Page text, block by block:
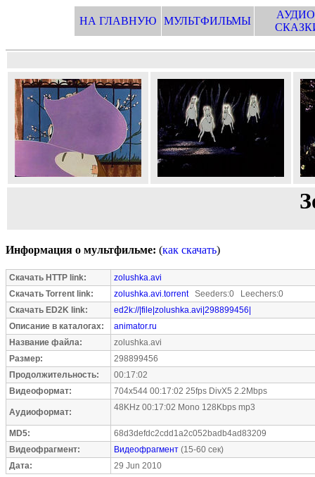
НА ГЛАВНУЮ МУЛЬТФИЛЬМЫ
Информация о мультфильме: (как скачать)
Скачать HTTP link:
zolushka.avi
Скачать Torrent link:
zolushka.avi.torrentSeeders:0 Leechers:0
Скачать ED2K link:
ed2k://|file|zolushka.avi|298899456|
Описание в каталогах:
animator.ru
Название файла:
zolushka.avi
Размер:
298899456
Продолжительность:
00:17:02
Видеоформат:
704x544 00:17:02 25fps DivX5 2.2Mbps
Аудиоформат: 48KHz 00:17:02 Mono 128Kbps mp3
MD5:
68d3defdc2cdd1a2c052badb4ad83209
Видеофрагмент:
Видеофрагмент (15-60 сек)
Дата:
29 Jun 2010